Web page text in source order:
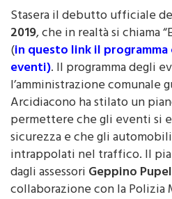
Stasera il debutto ufficiale
2019, che in realtà si chiama
(in questo link il
eventi). Il programma degli
l’amministrazione comunale
Arcidiacono ha stilato un
permettere che gli eventi
sicurezza e che gli
intrappolati nel traffico. Il
dagli assessoriGeppino
collaborazione con la